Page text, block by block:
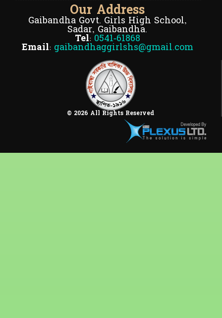
© 2026 All Rights Reserved
Our Address
Gaibandha Govt. Girls High School,
Sadar, Gaibandha.
Tel: 0541-61868
Email: gaibandhaggirlshs@gmail.com